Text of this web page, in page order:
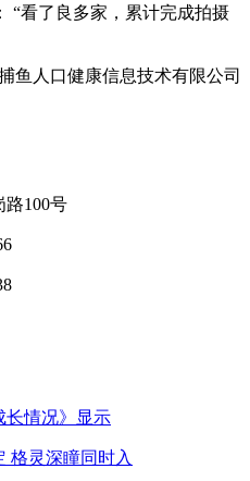
“看了良多家，累计完成拍摄
鱼人口健康信息技术有限公司
路100号
长情况》显示
格灵深瞳同时入